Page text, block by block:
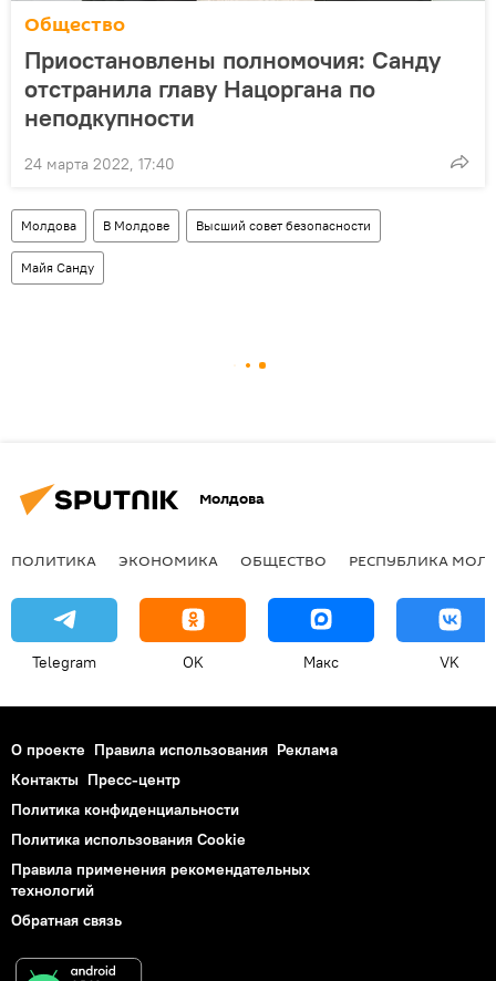
Общество
Приостановлены полномочия: Санду
отстранила главу Нацоргана по
неподкупности
24 марта 2022, 17:40
Молдова В Молдове Высший совет безопасности
Майя Санду
Молдова
ПОЛИТИКА ЭКОНОМИКА ОБЩЕСТВО РЕСПУБЛИКА
Telegram OK Макс VK
О проекте Правила использования Реклама
Контакты Пресс-центр
Политика конфиденциальности
Политика использования Cookie
Правила применения рекомендательных
технологий
Обратная связь